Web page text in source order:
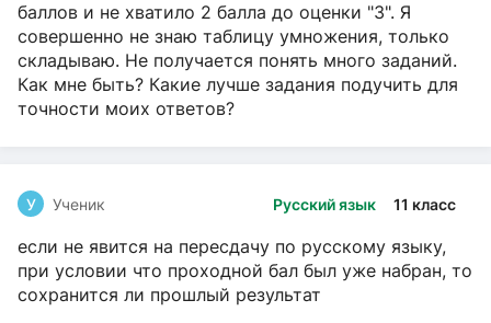
баллов и не хватило 2 балла до оценки "3". Я
совершенно не знаю таблицу умножения, только
складываю. Не получается понять много заданий.
Как мне быть? Какие лучше задания подучить для
точности моих ответов?
Русский язык 11 класс
У Ученик
если не явится на пересдачу по русскому языку,
при условии что проходной бал был уже набран, то
сохранится ли прошлый результат